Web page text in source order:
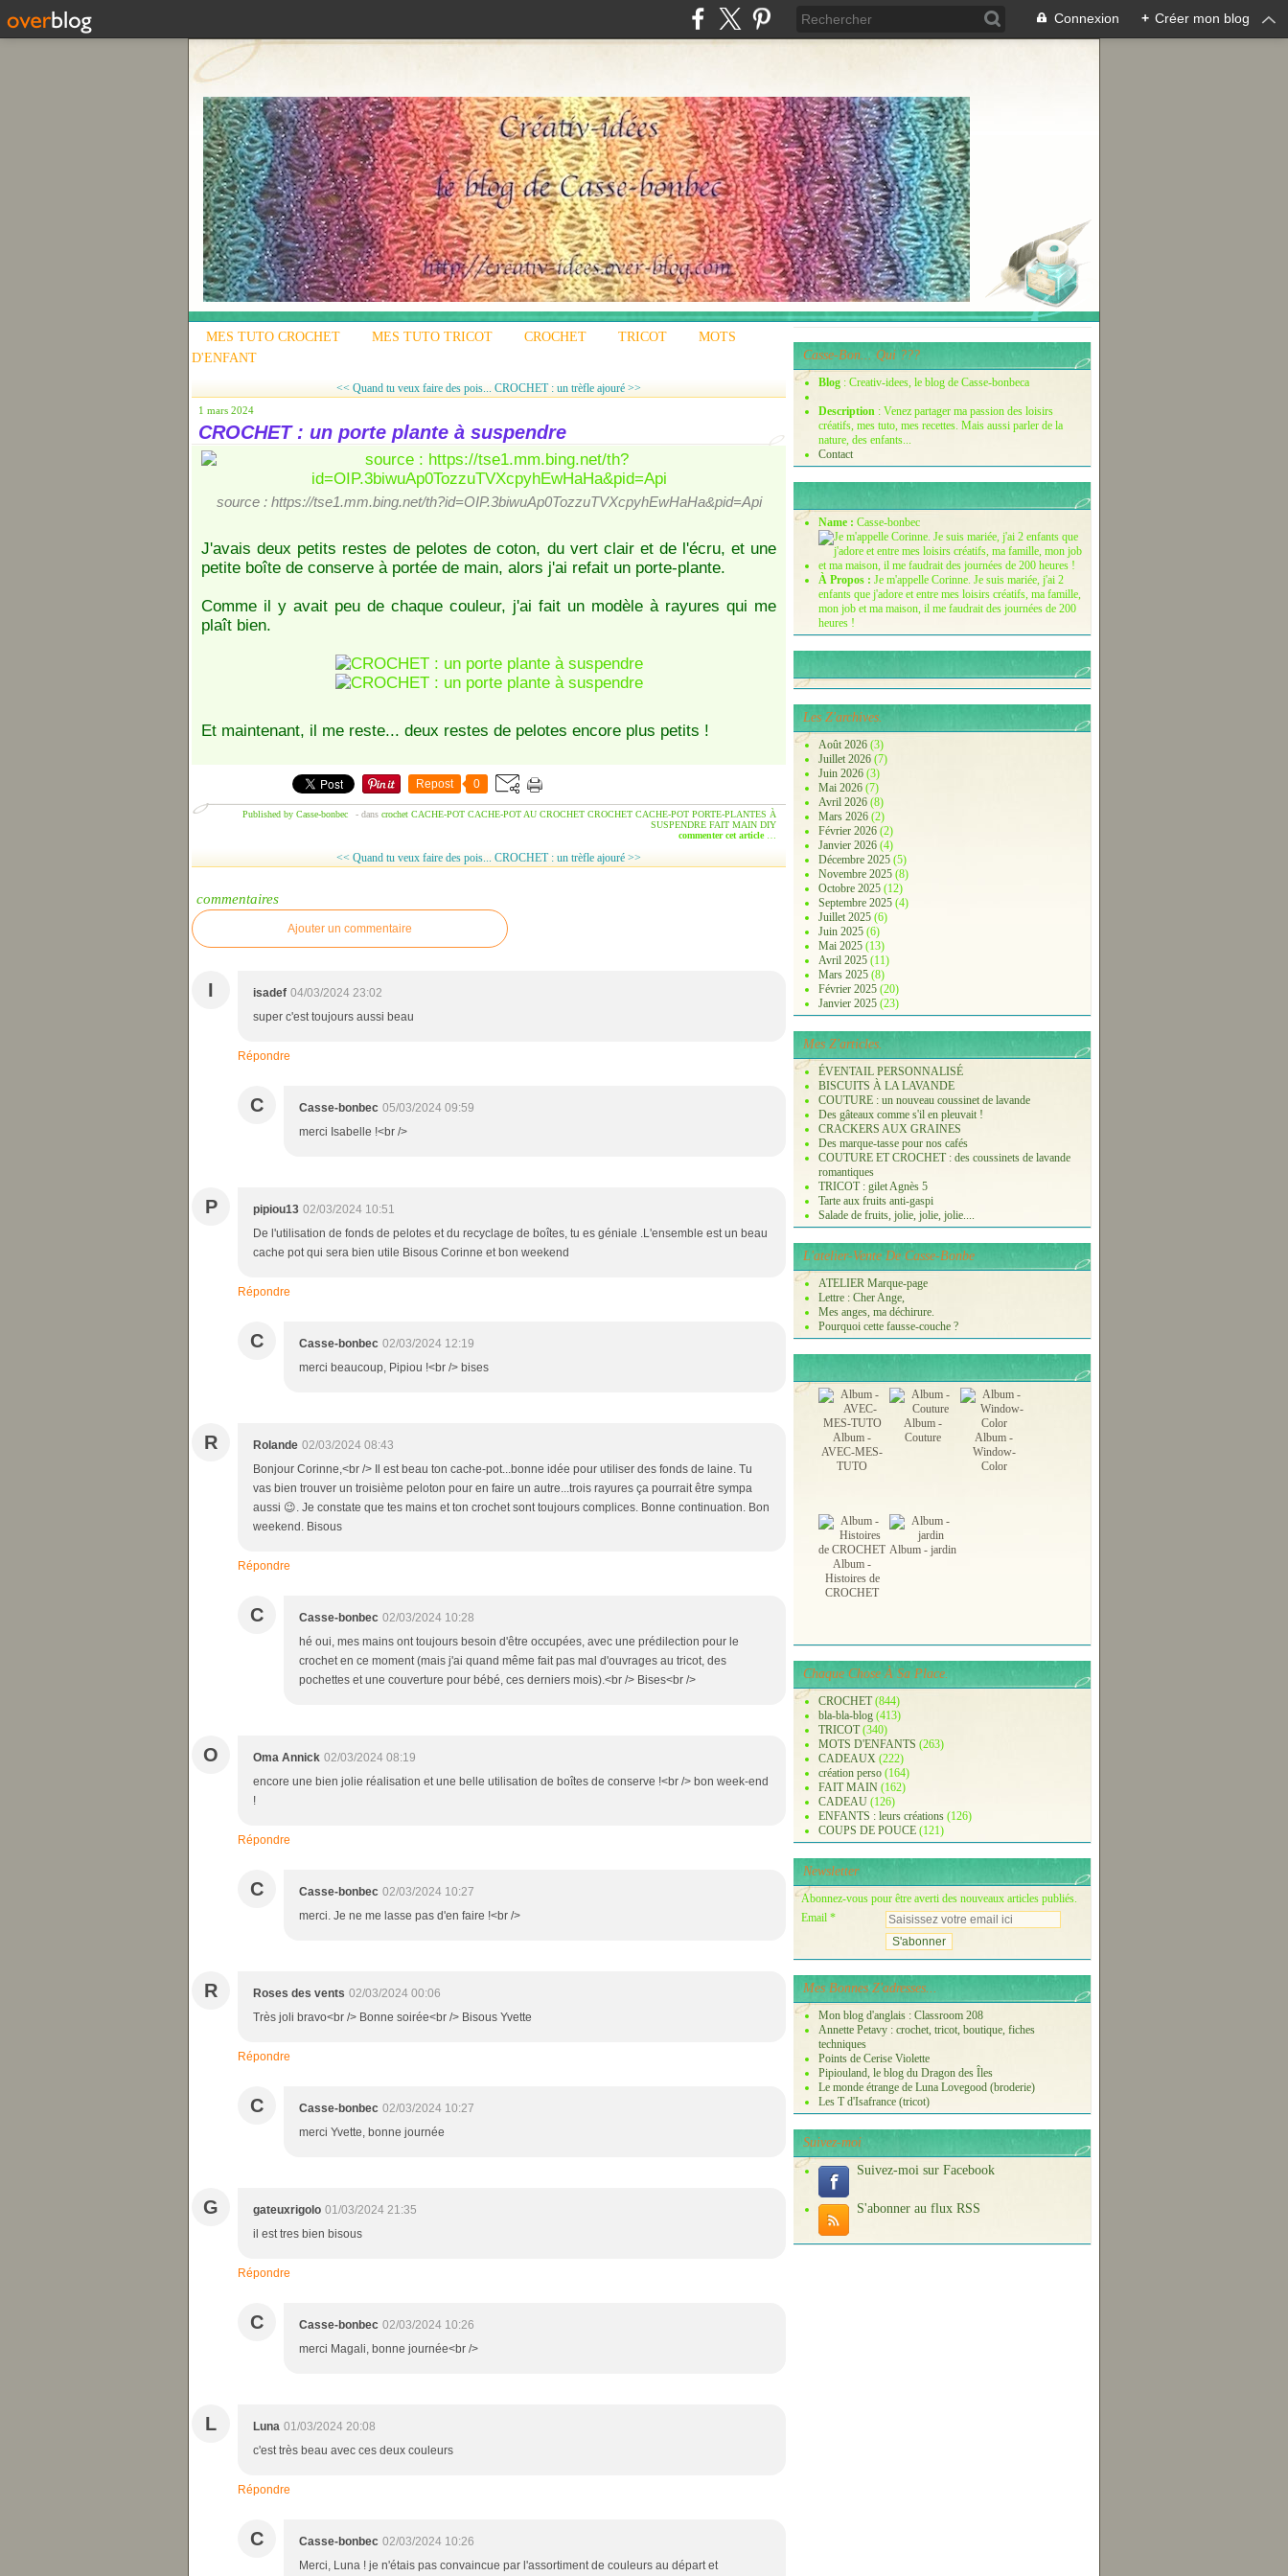
Connexion + Créer mon blog
MES TUTO CROCHET MES TUTO TRICOT CROCHET TRICOT
MOTS
D'ENFANT
<< Quand tu veux faire des pois... CROCHET : un trèfle ajouré >>
1 mars 2024
CROCHET : un porte plante à suspendre
source : https://tse1.mm.bing.net/th?id=OIP.3biwuAp0TozzuTVXcpyhEwHaHa&pid=Api
J'avais deux petits restes de pelotes de coton, du vert clair et de l'écru, et une
petite boîte de conserve à portée de main, alors j'ai refait un porte-plante.
Comme il y avait peu de chaque couleur, j'ai fait un modèle à rayures qui me
plaît bien.
Et maintenant, il me reste... deux restes de pelotes encore plus petits !
Repost 0
Published by Casse-bonbec - dans crochet CACHE-POT CACHE-POT AU CROCHET CROCHET CACHE-POT PORTE-PLANTES À
SUSPENDRE FAIT MAIN DIY
commenter cet article
<< Quand tu veux faire des pois... CROCHET : un trèfle ajouré >>
commentaires
Ajouter un commentaire
I isadef 04/03/2024 23:02
super c'est toujours aussi beau
Répondre
C Casse-bonbec 05/03/2024 09:59
merci Isabelle !<br />
P pipiou13 02/03/2024 10:51
De l'utilisation de fonds de pelotes et du recyclage de boîtes, tu es géniale .L'ensemble est un beau
cache pot qui sera bien utile Bisous Corinne et bon weekend
Répondre
C Casse-bonbec 02/03/2024 12:19
merci beaucoup, Pipiou !<br /> bises
R Rolande 02/03/2024 08:43
Bonjour Corinne,<br /> Il est beau ton cache-pot...bonne idée pour utiliser des fonds de laine. Tu
vas bien trouver un troisième peloton pour en faire un autre...trois rayures ça pourrait être sympa
aussi 😉. Je constate que tes mains et ton crochet sont toujours complices. Bonne continuation. Bon
weekend. Bisous
Répondre
C Casse-bonbec 02/03/2024 10:28
hé oui, mes mains ont toujours besoin d'être occupées, avec une prédilection pour le
crochet en ce moment (mais j'ai quand même fait pas mal d'ouvrages au tricot, des
pochettes et une couverture pour bébé, ces derniers mois).<br /> Bises<br />
O Oma Annick 02/03/2024 08:19
encore une bien jolie réalisation et une belle utilisation de boîtes de conserve !<br /> bon week-end
!
Répondre
C Casse-bonbec 02/03/2024 10:27
merci. Je ne me lasse pas d'en faire !<br />
R Roses des vents 02/03/2024 00:06
Très joli bravo<br /> Bonne soirée<br /> Bisous Yvette
Répondre
C Casse-bonbec 02/03/2024 10:27
merci Yvette, bonne journée
G gateuxrigolo 01/03/2024 21:35
il est tres bien bisous
Répondre
C Casse-bonbec 02/03/2024 10:26
merci Magali, bonne journée<br />
L Luna 01/03/2024 20:08
c'est très beau avec ces deux couleurs
Répondre
C Casse-bonbec 02/03/2024 10:26
Merci, Luna ! je n'étais pas convaincue par l'assortiment de couleurs au départ et
Casse-Bon... Qui ???
Blog : Creativ-idees, le blog de Casse-bonbeca
Description : Venez partager ma passion des loisirs
créatifs, mes tuto, mes recettes. Mais aussi parler de la
nature, des enfants...
Contact
Name : Casse-bonbec
À Propos : Je m'appelle Corinne. Je suis mariée, j'ai 2
enfants que j'adore et entre mes loisirs créatifs, ma famille,
mon job et ma maison, il me faudrait des journées de 200
heures !
Les Z'archives.
Août 2026 (3)
Juillet 2026 (7)
Juin 2026 (3)
Mai 2026 (7)
Avril 2026 (8)
Mars 2026 (2)
Février 2026 (2)
Janvier 2026 (4)
Décembre 2025 (5)
Novembre 2025 (8)
Octobre 2025 (12)
Septembre 2025 (4)
Juillet 2025 (6)
Juin 2025 (6)
Mai 2025 (13)
Avril 2025 (11)
Mars 2025 (8)
Février 2025 (20)
Janvier 2025 (23)
Mes Z'articles.
ÉVENTAIL PERSONNALISÉ
BISCUITS À LA LAVANDE
COUTURE : un nouveau coussinet de lavande
Des gâteaux comme s'il en pleuvait !
CRACKERS AUX GRAINES
Des marque-tasse pour nos cafés
COUTURE ET CROCHET : des coussinets de lavande
romantiques
TRICOT : gilet Agnès 5
Tarte aux fruits anti-gaspi
Salade de fruits, jolie, jolie, jolie....
L'atelier-Vente De Casse-Bonbe
ATELIER Marque-page
Lettre : Cher Ange,
Mes anges, ma déchirure.
Pourquoi cette fausse-couche ?
Album -
AVEC-MES-
TUTO
Album -
Couture
Album -
Window-
Color
Album -
Histoires de
CROCHET
Album - jardin
Chaque Chose À Sa Place.
CROCHET(844)
bla-bla-blog (413)
TRICOT(340)
MOTS D'ENFANTS (263)
CADEAUX (222)
création perso (164)
FAIT MAIN (162)
CADEAU (126)
ENFANTS : leurs créations (126)
COUPS DE POUCE (121)
Newsletter
Abonnez-vous pour être averti des nouveaux articles publiés.
Email
Mes Bonnes Z'adresses...
Mon blog d'anglais : Classroom 208
Annette Petavy : crochet, tricot, boutique, fiches
techniques
Points de Cerise Violette
Pipiouland, le blog du Dragon des Îles
Le monde étrange de Luna Lovegood (broderie)
Les T d'Isafrance (tricot)
Suivez-moi
Suivez-moi sur Facebook
S'abonner au flux RSS